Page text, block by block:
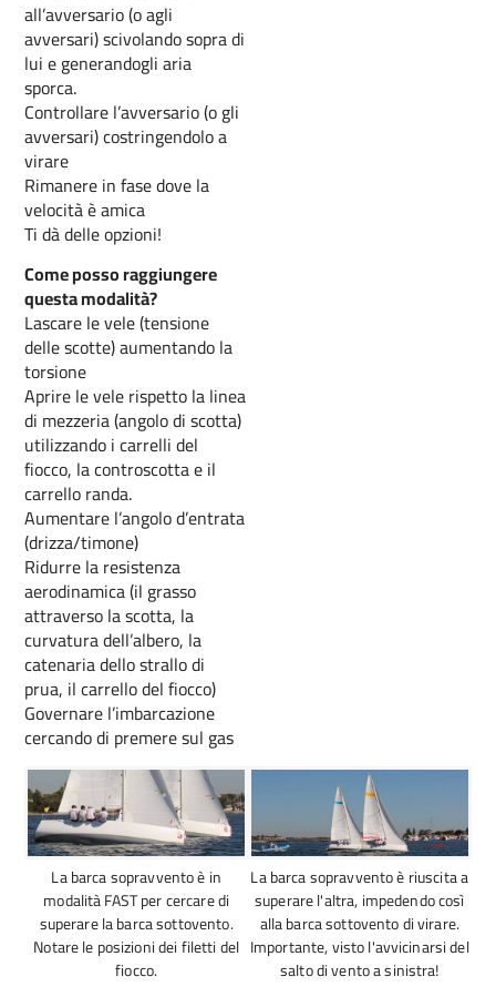
all’avversario (o agli
avversari) scivolando sopra di
lui e generandogli aria
sporca.
Controllare l’avversario (o gli
avversari) costringendolo a
virare
Rimanere in fase dove la
velocità è amica
Ti dà delle opzioni!
Come posso raggiungere
questa modalità?
Lascare le vele (tensione
delle scotte) aumentando la
torsione
Aprire le vele rispetto la linea
di mezzeria (angolo di scotta)
utilizzando i carrelli del
fiocco, la controscotta e il
carrello randa.
Aumentare l’angolo d’entrata
(drizza/timone)
Ridurre la resistenza
aerodinamica (il grasso
attraverso la scotta, la
curvatura dell’albero, la
catenaria dello strallo di
prua, il carrello del fiocco)
Governare l’imbarcazione
cercando di premere sul gas
La barca sopravvento è in
modalità FAST per cercare di
superare la barca sottovento.
Notare le posizioni dei filetti del
fiocco.
La barca sopravvento è riuscita a
superare l'altra, impedendo così
alla barca sottovento di virare.
Importante, visto l'avvicinarsi del
salto di vento a sinistra!